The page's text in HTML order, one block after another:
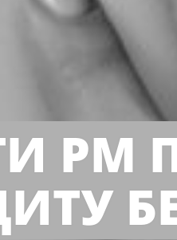
PM